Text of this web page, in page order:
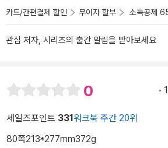
카드/간편결제 할인 무이자 할부 소득공제
관심 저자, 시리즈의 출간 알림을 받아보세요
0
세일즈포인트 331 워크북 주간 20위
80쪽213*277mm372g